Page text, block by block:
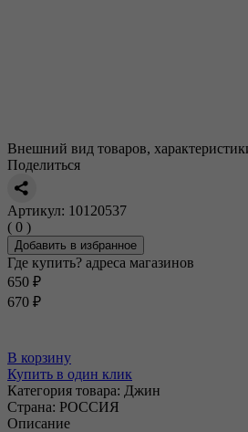
Внешний вид товаров,
Поделиться
Артикул: 10120537
( 0 )
Добавить в избранное
Где купить? адреса магазинов
650 ₽
670 ₽
В корзину
Купить в один клик
Категория товара: Джин
Страна: РОССИЯ
Описание